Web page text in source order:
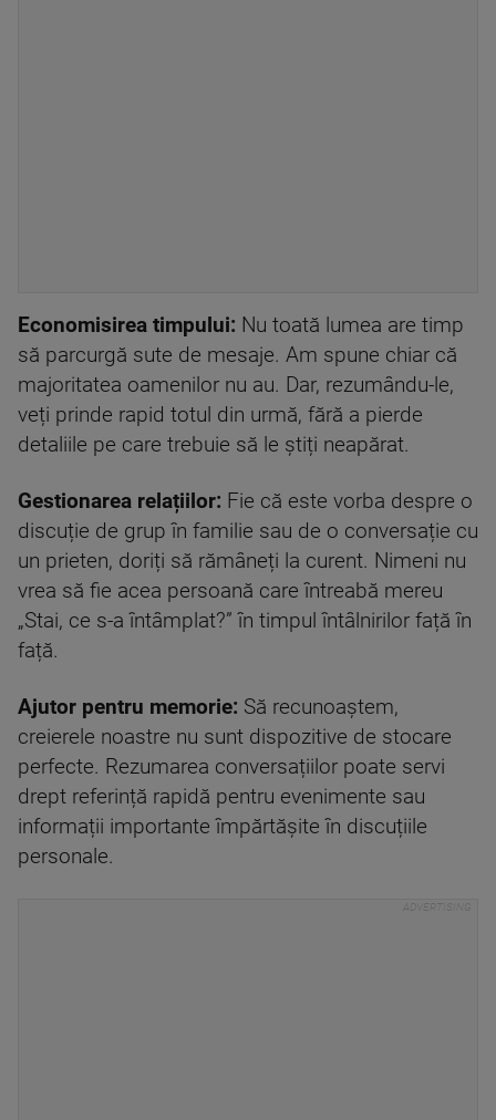
Economisirea timpului: Nu toată lumea are timp
să parcurgă sute de mesaje. Am spune chiar că
majoritatea oamenilor nu au. Dar, rezumându-le,
veți prinde rapid totul din urmă, fără a pierde
detaliile pe care trebuie să le știți neapărat.
Gestionarea relațiilor: Fie că este vorba despre o
discuție de grup în familie sau de o conversație cu
un prieten, doriți să rămâneți la curent. Nimeni nu
vrea să fie acea persoană care întreabă mereu
„Stai, ce s-a întâmplat?” în timpul întâlnirilor față în
față.
Ajutor pentru memorie: Să recunoaștem,
creierele noastre nu sunt dispozitive de stocare
perfecte. Rezumarea conversațiilor poate servi
drept referință rapidă pentru evenimente sau
informații importante împărtășite în discuțiile
personale.